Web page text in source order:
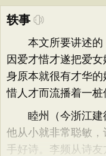
轶事
本文所要讲述的
因爱才惜才遂把爱
身原本就很有才华
惜人才而流播着一桩
睦州（今浙江建
他从小就非常聪敏
手好诗。李频从诗友